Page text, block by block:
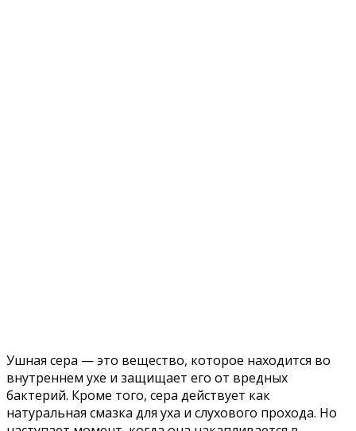
Ушная сера — это вещество, которое находится во
внутреннем ухе и защищает его от вредных
бактерий. Кроме того, сера действует как
натуральная смазка для уха и слухового прохода. Но